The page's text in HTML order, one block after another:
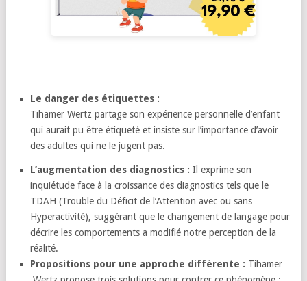
Le danger des étiquettes :
Tihamer Wertz partage son expérience personnelle d’enfant
qui aurait pu être étiqueté et insiste sur l’importance d’avoir
des adultes qui ne le jugent pas.
L’augmentation des diagnostics : Il exprime son
inquiétude face à la croissance des diagnostics tels que le
TDAH (Trouble du Déficit de l’Attention avec ou sans
Hyperactivité), suggérant que le changement de langage pour
décrire les comportements a modifié notre perception de la
réalité.
Propositions pour une approche différente : Tihamer